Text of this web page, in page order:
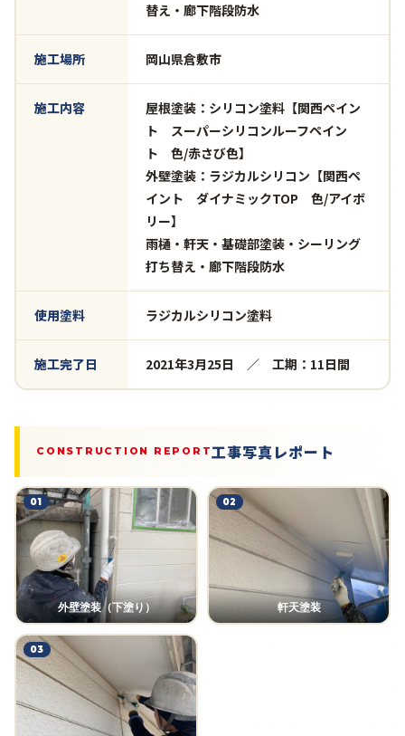
替え・廊下階段防水
施工場所 岡山県倉敷市
施工内容
屋根塗装：シリコン塗料【関西ペイン
ト スーパーシリコンルーフペイン
ト 色/赤さび色】
外壁塗装：ラジカルシリコン【関西ペ
イント ダイナミックTOP 色/アイボ
リー】
雨樋・軒天・基礎部塗装・シーリング
打ち替え・廊下階段防水
使用塗料 ラジカルシリコン塗料
施工完了日 2021年3月25日 ／ 工期：11日間
CONSTRUCTION REPORT工事写真レポート
01
外壁塗装（下塗り）
02
軒天塗装
03